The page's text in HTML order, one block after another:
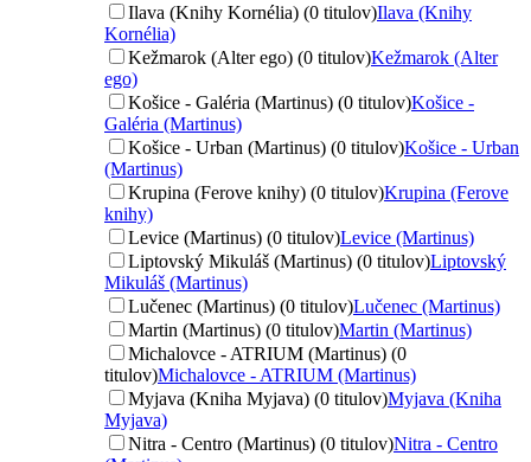
Ilava (Knihy Kornélia) (0 titulov)Ilava (Knihy
Kornélia)
Kežmarok (Alter ego) (0 titulov)Kežmarok (Alter
ego)
Košice - Galéria (Martinus) (0 titulov)Košice -
Galéria (Martinus)
Košice - Urban (Martinus) (0 titulov)Košice - Urban
(Martinus)
Krupina (Ferove knihy) (0 titulov)Krupina (Ferove
knihy)
Levice (Martinus) (0 titulov)Levice (Martinus)
Liptovský Mikuláš (Martinus) (0 titulov)Liptovský
Mikuláš (Martinus)
Lučenec (Martinus) (0 titulov)Lučenec (Martinus)
Martin (Martinus) (0 titulov)Martin (Martinus)
Michalovce - ATRIUM (Martinus) (0
titulov)Michalovce - ATRIUM (Martinus)
Myjava (Kniha Myjava) (0 titulov)Myjava (Kniha
Myjava)
Nitra - Centro (Martinus) (0 titulov)Nitra - Centro